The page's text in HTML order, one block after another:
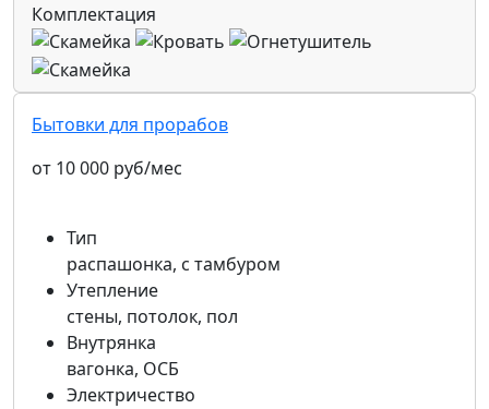
Комплектация
Бытовки для прорабов
от 10 000 руб/мес
Тип
распашонка, с тамбуром
Утепление
стены, потолок, пол
Внутрянка
вагонка, ОСБ
Электричество